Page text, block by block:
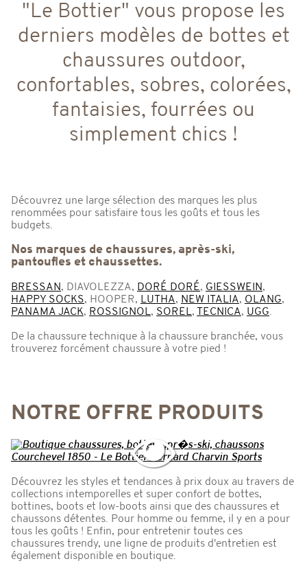
"Le Bottier" vous propose les
derniers modèles de bottes et
chaussures outdoor,
confortables, sobres, colorées,
fantaisies, fourrées ou
simplement chics !
Découvrez une large sélection des marques les plus
renommées pour satisfaire tous les goûts et tous les
budgets.
Nos marques de chaussures, après-ski,
pantoufles et chaussettes.
BRESSAN, DIAVOLEZZA, DORÉ DORÉ, GIESSWEIN,
HAPPY SOCKS, HOOPER, LUTHA, NEW ITALIA, OLANG,
PANAMA JACK, ROSSIGNOL, SOREL, TECNICA, UGG.
De la chaussure technique à la chaussure branchée, vous
trouverez forcément chaussure à votre pied !
NOTRE OFFRE PRODUITS
Découvrez les styles et tendances à prix doux au travers de
collections intemporelles et super confort de bottes,
bottines, boots et low-boots ainsi que des chaussures et
chaussons détentes. Pour homme ou femme, il y en a pour
tous les goûts ! Enfin, pour entretenir toutes ces
chaussures trendy, une ligne de produits d'entretien est
également disponible en boutique.